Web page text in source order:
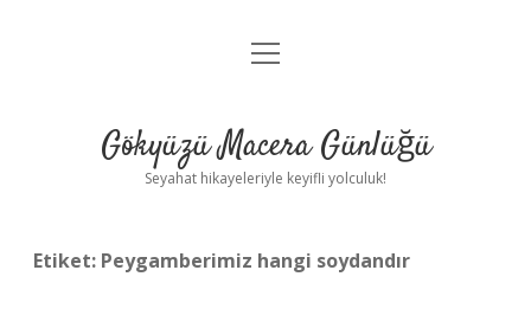
Anasayfa
Yasal Uyarı
menüyü
Gökyüzü Macera Günlüğü
Seyahat hikayeleriyle keyifli yolculuk!
Etiket: Peygamberimiz hangi soydandır